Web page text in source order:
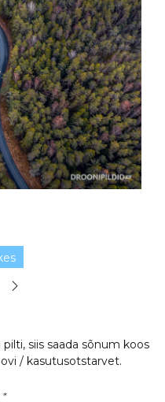
siis saada sõnum koos
/ kasutusotstarvet.